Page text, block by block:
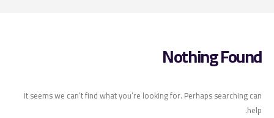
Nothing Found
It seems we can’t find what you’re looking for. Perhaps searching can
help.